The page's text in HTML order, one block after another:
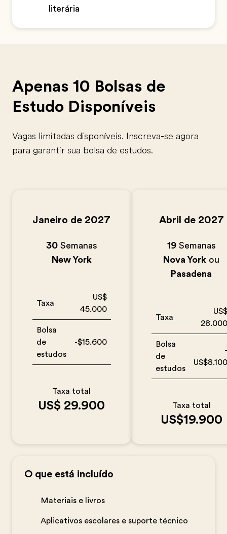
literária
Apenas 10 Bolsas de
Estudo Disponíveis
Vagas limitadas disponíveis. Inscreva-se agora
para garantir sua bolsa de estudos.
Janeiro de 2027
30 Semanas
New York
Taxa
US$
45.000
Bolsa
de
estudos
-$15.600
Taxa total
US$ 29.900
Abril de 2027
19 Semanas
Nova York ou
Pasadena
Taxa
US$
28.000
Bolsa
de
estudos
-
US$8.100
Taxa total
US$19.900
O que está incluído
Materiais e livros
Aplicativos escolares e suporte técnico